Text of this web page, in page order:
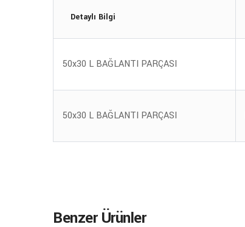
Detaylı Bilgi
50x30 L BAĞLANTI PARÇASI
50x30 L BAĞLANTI PARÇASI
Benzer Ürünler